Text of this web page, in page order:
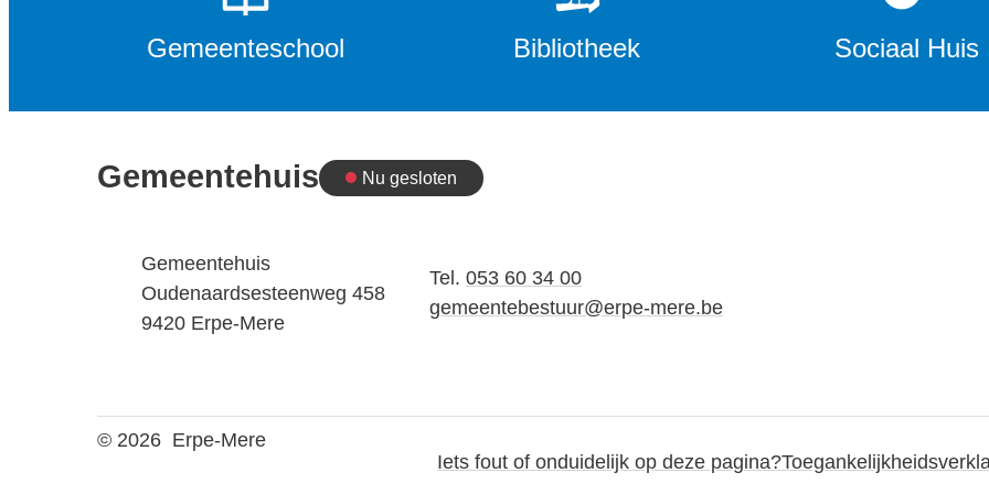
Gemeenteschool Bibliotheek Sociaal Huis
GemeentehuisVandaag
Nu gesloten
AdresGemeentehuis
Oudenaardsesteenweg 458
,9420 Erpe-Mere
053 60 34 00
E-mailgemeentebestuur@erpe-mere.be
© 2026 Erpe-Mere
Iets fout of onduidelijk op deze pagina?